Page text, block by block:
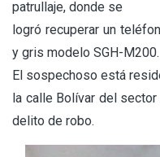
patrullaje, donde se
logró recuperar un
y gris modelo SGH-M200.
El sospechoso está
la calle Bolívar del
delito de robo.